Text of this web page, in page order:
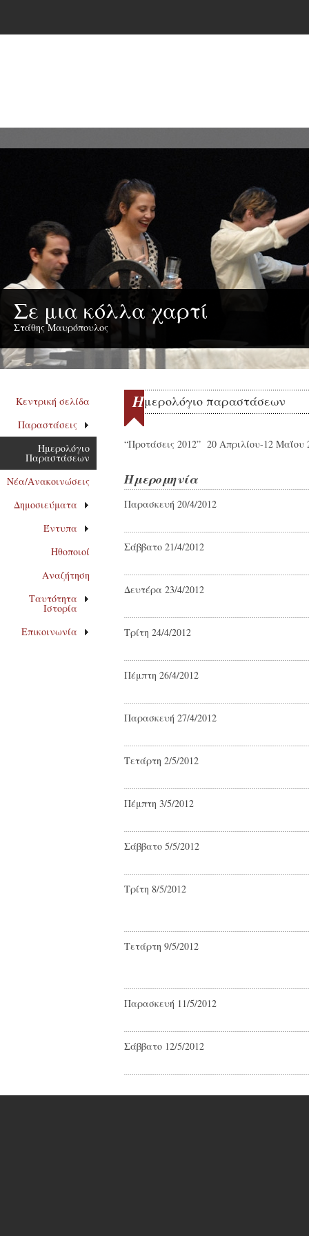
Σε μια κόλλα χαρτί
Στάθης Μαυρόπουλος
Κεντρική σελίδα
Παραστάσεις
Ημερολόγιο
Παραστάσεων
Νέα/Ανακοινώσεις
Δημοσιεύματα
Έντυπα
Ηθοποιοί
Αναζήτηση
Ταυτότητα
Ιστορία
Επικοινωνία
Hμερολόγιο παραστάσεων
“Προτάσεις 2012” 20 Απριλίου-12 Μαΐου
Ημερομηνία
Παρασκευή 20/4/2012
Σάββατο 21/4/2012
Δευτέρα 23/4/2012
Τρίτη 24/4/2012
Πέμπτη 26/4/2012
Παρασκευή 27/4/2012
Τετάρτη 2/5/2012
Πέμπτη 3/5/2012
Σάββατο 5/5/2012
Τρίτη 8/5/2012
Τετάρτη 9/5/2012
Παρασκευή 11/5/2012
Σάββατο 12/5/2012